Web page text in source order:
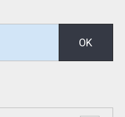
OK